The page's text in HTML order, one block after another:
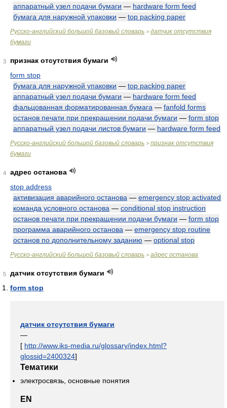
аппаратный узел подачи бумаги — hardware form feed
бумага для наружной упаковки — top packing paper
Русско-английский большой базовый словарь > датчик отсутствия
бумаги
3
признак отсутствия бумаги
form stop
бумага для наружной упаковки — top packing paper
аппаратный узел подачи бумаги — hardware form feed
фальцованная форматированная бумага — fanfold forms
останов печати при прекращении подачи бумаги — form stop
аппаратный узел подачи листов бумаги — hardware form feed
Русско-английский большой базовый словарь > признак отсутствия
бумаги
4
адрес останова
stop address
активизация аварийного останова — emergency stop activated
команда условного останова — conditional stop instruction
останов печати при прекращении подачи бумаги — form stop
программа аварийного останова — emergency stop routine
останов по дополнительному заданию — optional stop
Русско-английский большой базовый словарь > адрес останова
5
датчик отсутствия бумаги
form stop
датчик отсутствия бумаги
—
[ http://www.iks-media.ru/glossary/index.html?
glossid=2400324]
Тематики
электросвязь, основные понятия
EN